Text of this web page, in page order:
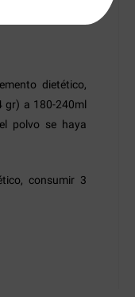
dietético,
gr) a 180-240ml
polvo se haya
consumir 3